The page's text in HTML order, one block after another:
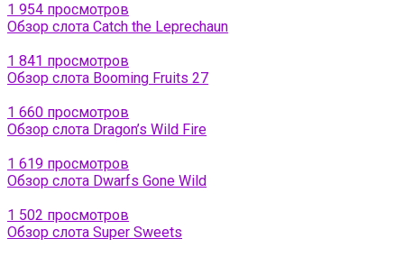
1 954 просмотров
Обзор слота Catch the Leprechaun
1 841 просмотров
Обзор слота Booming Fruits 27
1 660 просмотров
Обзор слота Dragon’s Wild Fire
1 619 просмотров
Обзор слота Dwarfs Gone Wild
1 502 просмотров
Обзор слота Super Sweets